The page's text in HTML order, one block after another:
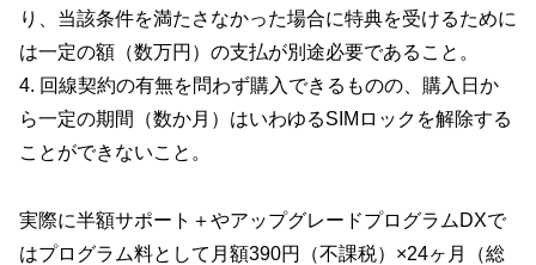
り、当該条件を満たさなかった場合に特典を受けるために
は一定の額（数万円）の支払が別途必要であること。
4. 回線契約の有無を問わず購入できるものの、購入日か
ら一定の期間（数か月）はいわゆるSIMロックを解除する
ことができないこと。
実際に半額サポート＋やアップグレードプログラムDXで
はプログラム料として月額390円（不課税）×24ヶ月（総